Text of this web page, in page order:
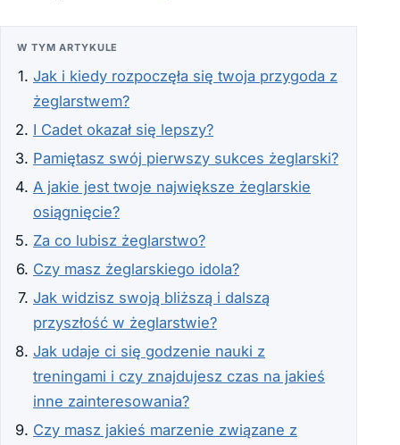
W TYM ARTYKULE
Jak i kiedy rozpoczęła się twoja przygoda z
żeglarstwem?
I Cadet okazał się lepszy?
Pamiętasz swój pierwszy sukces żeglarski?
A jakie jest twoje największe żeglarskie
osiągnięcie?
Za co lubisz żeglarstwo?
Czy masz żeglarskiego idola?
Jak widzisz swoją bliższą i dalszą
przyszłość w żeglarstwie?
Jak udaje ci się godzenie nauki z
treningami i czy znajdujesz czas na jakieś
inne zainteresowania?
Czy masz jakieś marzenie związane z